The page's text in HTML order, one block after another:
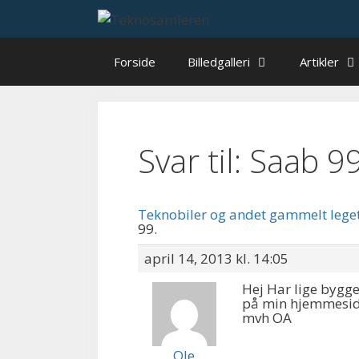
Forside Billedgalleri Artikler
Svar til: Saab
Teknobiler og andet gammelt
99.
april 14, 2013 kl. 14:05
Hej Har lige
på min
mvh OA